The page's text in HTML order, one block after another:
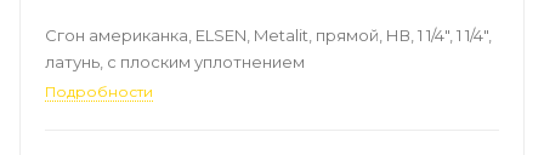
Сгон американка, ELSEN, Metalit, прямой, НВ, 1 1/4", 1 1/4",
латунь, с плоским уплотнением
Подробности